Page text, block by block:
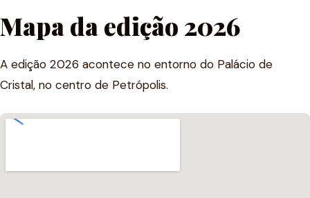
Mapa da edição 2026
A edição 2026 acontece no entorno do Palácio de
Cristal, no centro de Petrópolis.